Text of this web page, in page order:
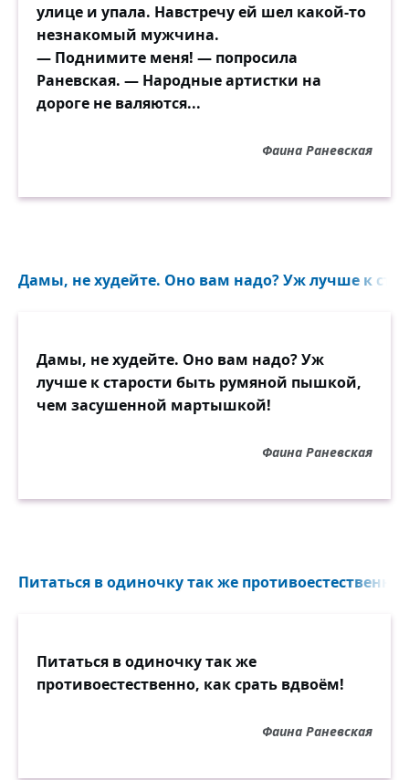
улице и упала. Навстречу ей шел какой-то
незнакомый мужчина.
— Поднимите меня! — попросила
Раневская. — Народные артистки на
дороге не валяются...
Фаина Раневская
Дамы, не худейте. Оно вам надо? Уж лучше к
Дамы, не худейте. Оно вам надо? Уж
лучше к старости быть румяной пышкой,
чем засушенной мартышкой!
Фаина Раневская
Питаться в одиночку так же
Питаться в одиночку так же
противоестественно, как срать вдвоём!
Фаина Раневская